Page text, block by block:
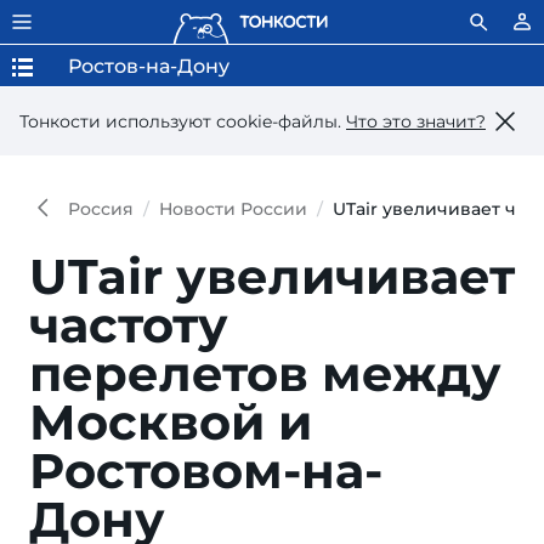
Тонкости используют сookie-файлы. Что это значит?
Ростов-на-Дону
Россия Новости России UTair увеличивает
UTair увеличивает
частоту
перелетов между
Москвой и
Ростовом-на-
Дону